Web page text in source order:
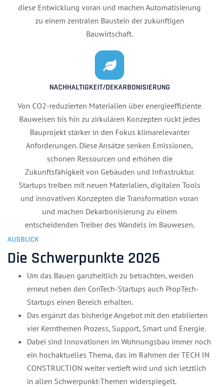
AUSBLICK
Die Schwerpunkte 2026
Um das Bauen ganzheitlich zu betrachten, werden
erneut neben den ConTech-Startups auch PropTech-
Startups einen Bereich erhalten.
Das ergänzt das bisherige Angebot mit den etablierten
vier Kernthemen Prozess, Support, Smart und Energie.
Dabei sind Innovationen im Wohnungsbau immer noch
ein hochaktuelles Thema, das im Rahmen der TECH IN
CONSTRUCTION weiter vertieft wird und sich letztlich
in allen Schwerpunkt-Themen widerspiegelt.
diese Entwicklung voran und machen Automatisierung
zu einem zentralen Baustein der zukünftigen
Bauwirtschaft.
NACHHALTIGKEIT/DEKARBONISIERUNG
Von CO2-reduzierten Materialien über energieeffiziente
Bauweisen bis hin zu zirkulären Konzepten rückt jedes
Bauprojekt stärker in den Fokus klimarelevanter
Anforderungen. Diese Ansätze senken Emissionen,
schonen Ressourcen und erhöhen die
Zukunftsfähigkeit von Gebäuden und Infrastruktur.
Startups treiben mit neuen Materialien, digitalen Tools
und innovativen Konzepten die Transformation voran
und machen Dekarbonisierung zu einem
entscheidenden Treiber des Wandels im Bauwesen.